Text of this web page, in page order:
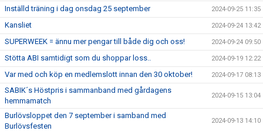
Inställd träning i dag onsdag 25 september 2024-09-25 11:35
Kansliet 2024-09-24 13:42
SUPERWEEK = ännu mer pengar till både dig och oss! 2024-09-24 09:50
Stötta ABI samtidigt som du shoppar loss.. 2024-09-19 12:22
Var med och köp en medlemslott innan den 30 oktober! 2024-09-17 08:13
SABIK´s Höstpris i sammanband med gårdagens
hemmamatch
2024-09-15 13:04
Burlövsloppet den 7 september i samband med
Burlövsfesten
2024-09-13 14:10